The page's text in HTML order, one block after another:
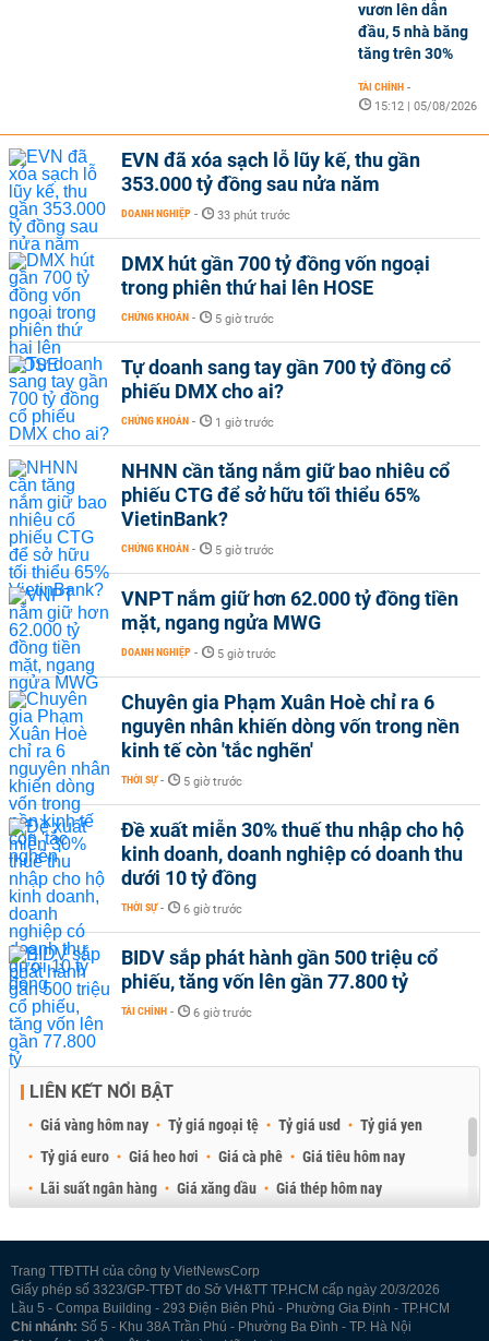
vươn lên dẫn
đầu, 5 nhà băng
tăng trên 30%
TÀI CHÍNH -
15:12 | 05/08/2026
EVN đã xóa sạch lỗ lũy kế, thu gần
353.000 tỷ đồng sau nửa năm
DOANH NGHIỆP - 33 phút trước
DMX hút gần 700 tỷ đồng vốn ngoại
trong phiên thứ hai lên HOSE
CHỨNG KHOÁN - 5 giờ trước
Tự doanh sang tay gần 700 tỷ đồng cổ
phiếu DMX cho ai?
CHỨNG KHOÁN - 1 giờ trước
NHNN cần tăng nắm giữ bao nhiêu cổ
phiếu CTG để sở hữu tối thiểu 65%
VietinBank?
CHỨNG KHOÁN - 5 giờ trước
VNPT nắm giữ hơn 62.000 tỷ đồng tiền
mặt, ngang ngửa MWG
DOANH NGHIỆP - 5 giờ trước
Chuyên gia Phạm Xuân Hoè chỉ ra 6
nguyên nhân khiến dòng vốn trong nền
kinh tế còn 'tắc nghẽn'
THỜI SỰ - 5 giờ trước
Đề xuất miễn 30% thuế thu nhập cho hộ
kinh doanh, doanh nghiệp có doanh thu
dưới 10 tỷ đồng
THỜI SỰ - 6 giờ trước
BIDV sắp phát hành gần 500 triệu cổ
phiếu, tăng vốn lên gần 77.800 tỷ
TÀI CHÍNH - 6 giờ trước
LIÊN KẾT NỔI BẬT
Giá vàng hôm nay Tỷ giá ngoại tệ Tỷ giá usd
Tỷ giá yen
Tỷ giá euro
Giá heo hơi Giá cà phê
Giá tiêu hôm nay
Lãi suất ngân hàng
Giá xăng dầu
Giá thép hôm nay
Trang TTĐTTH của công ty VietNewsCorp
Giấy phép số 3323/GP-TTĐT do Sở VH&TT TP.HCM cấp ngày 20/3/2026
Lầu 5 - Compa Building - 293 Điện Biên Phủ - Phường Gia Định - TP.HCM
Chi nhánh: Số 5 - Khu 38A Trần Phú - Phường Ba Đình - TP. Hà Nội